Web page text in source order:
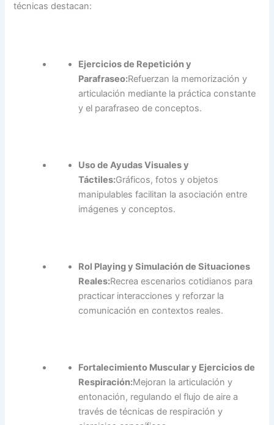
técnicas destacan:
Ejercicios de Repetición y
Parafraseo:Refuerzan la memorización y
articulación mediante la práctica constante
y el parafraseo de conceptos.
Uso de Ayudas Visuales y
Táctiles:Gráficos, fotos y objetos
manipulables facilitan la asociación entre
imágenes y conceptos.
Rol Playing y Simulación de Situaciones
Reales:Recrea escenarios cotidianos para
practicar interacciones y reforzar la
comunicación en contextos reales.
Fortalecimiento Muscular y Ejercicios de
Respiración:Mejoran la articulación y
entonación, regulando el flujo de aire a
través de técnicas de respiración y